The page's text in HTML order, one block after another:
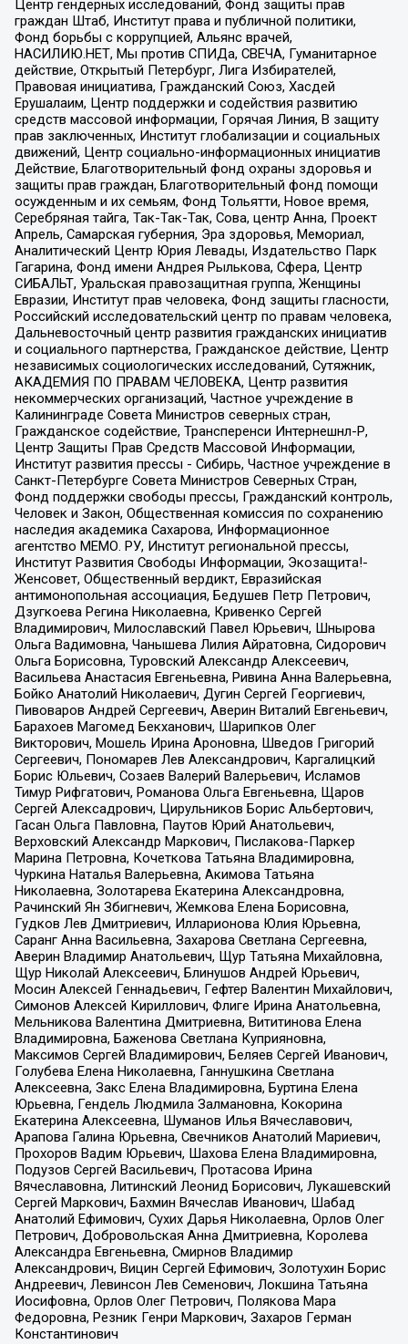
Центр гендерных исследований, Фонд защиты прав
граждан Штаб, Институт права и публичной политики,
Фонд борьбы с коррупцией, Альянс врачей,
НАСИЛИЮ.НЕТ, Мы против СПИДа, СВЕЧА, Гуманитарное
действие, Открытый Петербург, Лига Избирателей,
Правовая инициатива, Гражданский Союз, Хасдей
Ерушалаим, Центр поддержки и содействия развитию
средств массовой информации, Горячая Линия, В защиту
прав заключенных, Институт глобализации и социальных
движений, Центр социально-информационных инициатив
Действие, Благотворительный фонд охраны здоровья и
защиты прав граждан, Благотворительный фонд помощи
осужденным и их семьям, Фонд Тольятти, Новое время,
Серебряная тайга, Так-Так-Так, Сова, центр Анна, Проект
Апрель, Самарская губерния, Эра здоровья, Мемориал,
Аналитический Центр Юрия Левады, Издательство Парк
Гагарина, Фонд имени Андрея Рылькова, Сфера, Центр
СИБАЛЬТ, Уральская правозащитная группа, Женщины
Евразии, Институт прав человека, Фонд защиты гласности,
Российский исследовательский центр по правам человека,
Дальневосточный центр развития гражданских инициатив
и социального партнерства, Гражданское действие, Центр
независимых социологических исследований, Сутяжник,
АКАДЕМИЯ ПО ПРАВАМ ЧЕЛОВЕКА, Центр развития
некоммерческих организаций, Частное учреждение в
Калининграде Совета Министров северных стран,
Гражданское содействие, Трансперенси Интернешнл-Р,
Центр Защиты Прав Средств Массовой Информации,
Институт развития прессы - Сибирь, Частное учреждение в
Санкт-Петербурге Совета Министров Северных Стран,
Фонд поддержки свободы прессы, Гражданский контроль,
Человек и Закон, Общественная комиссия по сохранению
наследия академика Сахарова, Информационное
агентство МЕМО. РУ, Институт региональной прессы,
Институт Развития Свободы Информации, Экозащита!-
Женсовет, Общественный вердикт, Евразийская
антимонопольная ассоциация, Бедушев Петр Петрович,
Дзугкоева Регина Николаевна, Кривенко Сергей
Владимирович, Милославский Павел Юрьевич, Шнырова
Ольга Вадимовна, Чанышева Лилия Айратовна, Сидорович
Ольга Борисовна, Туровский Александр Алексеевич,
Васильева Анастасия Евгеньевна, Ривина Анна Валерьевна,
Бойко Анатолий Николаевич, Дугин Сергей Георгиевич,
Пивоваров Андрей Сергеевич, Аверин Виталий Евгеньевич,
Барахоев Магомед Бекханович, Шарипков Олег
Викторович, Мошель Ирина Ароновна, Шведов Григорий
Сергеевич, Пономарев Лев Александрович, Каргалицкий
Борис Юльевич, Созаев Валерий Валерьевич, Исламов
Тимур Рифгатович, Романова Ольга Евгеньевна, Щаров
Сергей Алексадрович, Цирульников Борис Альбертович,
Гасан Ольга Павловна, Паутов Юрий Анатольевич,
Верховский Александр Маркович, Пислакова-Паркер
Марина Петровна, Кочеткова Татьяна Владимировна,
Чуркина Наталья Валерьевна, Акимова Татьяна
Николаевна, Золотарева Екатерина Александровна,
Рачинский Ян Збигневич, Жемкова Елена Борисовна,
Гудков Лев Дмитриевич, Илларионова Юлия Юрьевна,
Саранг Анна Васильевна, Захарова Светлана Сергеевна,
Аверин Владимир Анатольевич, Щур Татьяна Михайловна,
Щур Николай Алексеевич, Блинушов Андрей Юрьевич,
Мосин Алексей Геннадьевич, Гефтер Валентин Михайлович,
Симонов Алексей Кириллович, Флиге Ирина Анатольевна,
Мельникова Валентина Дмитриевна, Вититинова Елена
Владимировна, Баженова Светлана Куприяновна,
Максимов Сергей Владимирович, Беляев Сергей Иванович,
Голубева Елена Николаевна, Ганнушкина Светлана
Алексеевна, Закс Елена Владимировна, Буртина Елена
Юрьевна, Гендель Людмила Залмановна, Кокорина
Екатерина Алексеевна, Шуманов Илья Вячеславович,
Арапова Галина Юрьевна, Свечников Анатолий Мариевич,
Прохоров Вадим Юрьевич, Шахова Елена Владимировна,
Подузов Сергей Васильевич, Протасова Ирина
Вячеславовна, Литинский Леонид Борисович, Лукашевский
Сергей Маркович, Бахмин Вячеслав Иванович, Шабад
Анатолий Ефимович, Сухих Дарья Николаевна, Орлов Олег
Петрович, Добровольская Анна Дмитриевна, Королева
Александра Евгеньевна, Смирнов Владимир
Александрович, Вицин Сергей Ефимович, Золотухин Борис
Андреевич, Левинсон Лев Семенович, Локшина Татьяна
Иосифовна, Орлов Олег Петрович, Полякова Мара
Федоровна, Резник Генри Маркович, Захаров Герман
Константинович